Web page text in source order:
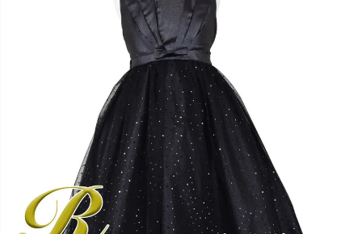
コスチューム アウター
インナー・パニエ アクセサリー
舞台で輝くステージ衣装
フラワーガール・リングボーイ・ゲ
スト
Graduation & Entrance
卒業式・入学式
きちんと感のあるフォーマル
Shichi-Go-San
七五三
3歳・5歳・7歳の晴れの日
レンタルのご案内
予約・配送・返却・料金
あんしんパック
汚れ・キズ・破損の補償
Buy & Support ご購入・サポート
07 販売・共通のご案内
実店舗 つくば店
茨城県土浦市大町14-16-1F
10:00–18:00（完全予約制）
店舗を予約する →